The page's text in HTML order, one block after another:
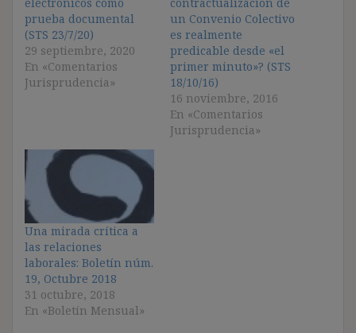
prueba documental
(STS 23/7/20)
29 septiembre, 2020
En «Comentarios
Jurisprudencia»
un Convenio Colectivo
es realmente
predicable desde «el
primer minuto»? (STS
18/10/16)
16 noviembre, 2016
En «Comentarios
Jurisprudencia»
Una mirada crítica a
las relaciones
laborales: Boletín núm.
19, Octubre 2018
31 octubre, 2018
En «Boletín Mensual»